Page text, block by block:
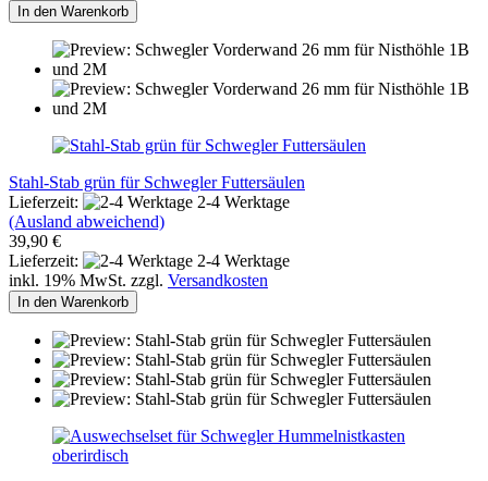
In den Warenkorb
Stahl-Stab grün für Schwegler Futtersäulen
Lieferzeit:
2-4 Werktage
(Ausland abweichend)
39,90 €
Lieferzeit:
2-4 Werktage
inkl. 19% MwSt. zzgl. Versandkosten
In den Warenkorb